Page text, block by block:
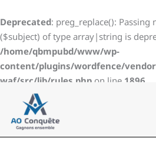
Deprecated: preg_replace():
($subject) of type array|string is
/home/qbmpubd/www/wp-
content/plugins/wordfence/
waf/src/lib/rules.php on line 1896
au
contenu